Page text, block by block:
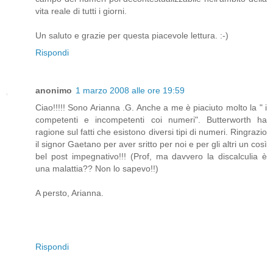
vita reale di tutti i giorni.
Un saluto e grazie per questa piacevole lettura. :-)
Rispondi
anonimo 1 marzo 2008 alle ore 19:59
Ciao!!!!! Sono Arianna .G. Anche a me è piaciuto molto la " i
competenti e incompetenti coi numeri". Butterworth ha
ragione sul fatti che esistono diversi tipi di numeri. Ringrazio
il signor Gaetano per aver sritto per noi e per gli altri un così
bel post impegnativo!!! (Prof, ma davvero la discalculia è
una malattia?? Non lo sapevo!!)
A persto, Arianna.
Rispondi